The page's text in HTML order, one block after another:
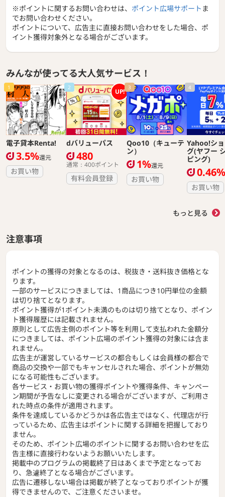
※ポイントに関するお問い合わせは、 ポイント広場サポート ま
でお問い合わせください。
ポイントについて、広告主に直接お問い合わせをした場合、ポ
イント獲得対象外となる場合がございます。
みんなが使ってる大人気サービス！
1
電子貸本Renta!
3.5%還元
お買い物
2 UP!
dバリューパス
480
通常：400ポイント
有料会員登録
3
Qoo10（キューテ
ン）
1%還元
お買い物
4
Yahoo!シ
グ(ヤフー
ピング)
0.46%
お買い物
もっと見る
注意事項
ポイントの獲得の対象となるのは、税抜き・送料抜き価格とな
ります。
一部のサービスにつきましては、1商品につき10円単位の金額
は切り捨てとなります。
ポイント獲得が1ポイント未満のものは切り捨てとなり、ポイン
ト獲得履歴には記載されません。
原則として広告主側のポイント等を利用して支払われた金額分
につきましては、ポイント広場のポイント獲得の対象には含ま
れません。
広告主が運営しているサービスの都合もしくは会員様の都合で
商品の交換や一部でもキャンセルされた場合、ポイントが無効
になる可能性もございます。
各サービス・お買い物の獲得ポイントや獲得条件、キャンペー
ン期間が予告なしに変更される場合がございますが、ご利用さ
れた時点の条件が適用されます。
条件を達成しているかどうかは各広告主ではなく、代理店が行
っているため、広告主はポイントに関する詳細を把握しており
ません。
そのため、ポイント広場のポイントに関するお問い合わせを広
告主様に直接行わないようお願いいたします。
掲載中のプログラムの掲載終了日はあくまで予定となってお
り、急遽終了となる場合がございます。
広告に遷移しない場合は掲載が終了となっておりポイントが獲
得できませんので、ご注意くださいませ。